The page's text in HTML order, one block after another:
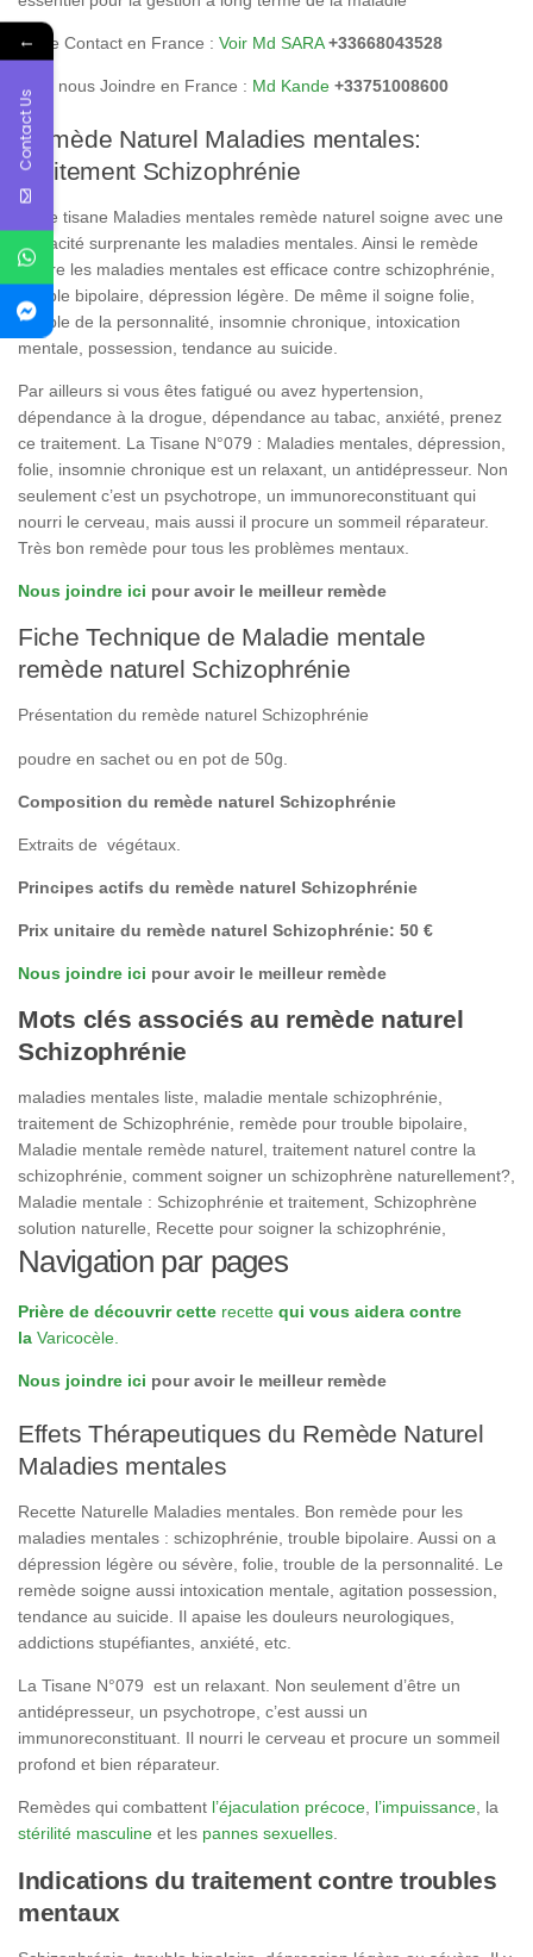
Notre Contact en France : Voir Md SARA +33668043528
Pour nous Joindre en France : Md Kande +33751008600
Remède Naturel Maladies mentales:
Traitement Schizophrénie
Cette tisane Maladies mentales remède naturel soigne avec une
efficacité surprenante les maladies mentales. Ainsi le remède
contre les maladies mentales est efficace contre schizophrénie,
trouble bipolaire, dépression légère. De même il soigne folie,
trouble de la personnalité, insomnie chronique, intoxication
mentale, possession, tendance au suicide.
Par ailleurs si vous êtes fatigué ou avez hypertension,
dépendance à la drogue, dépendance au tabac, anxiété, prenez
ce traitement. La Tisane N°079 : Maladies mentales, dépression,
folie, insomnie chronique est un relaxant, un antidépresseur. Non
seulement c’est un psychotrope, un immunoreconstituant qui
nourri le cerveau, mais aussi il procure un sommeil réparateur.
Très bon remède pour tous les problèmes mentaux.
Nous joindre ici pour avoir le meilleur remède
Fiche Technique de Maladie mentale
remède naturel Schizophrénie
Présentation du remède naturel Schizophrénie
poudre en sachet ou en pot de 50g.
Composition du remède naturel Schizophrénie
Extraits de végétaux.
Principes actifs du remède naturel Schizophrénie
Prix unitaire du remède naturel Schizophrénie: 50 €
Nous joindre ici pour avoir le meilleur remède
Mots clés associés au remède naturel
Schizophrénie
maladies mentales liste, maladie mentale schizophrénie,
traitement de Schizophrénie, remède pour trouble bipolaire,
Maladie mentale remède naturel, traitement naturel contre la
schizophrénie, comment soigner un schizophrène naturellement?,
Maladie mentale : Schizophrénie et traitement, Schizophrène
solution naturelle, Recette pour soigner la schizophrénie,
Navigation par pages
Prière de découvrir cette recette qui vous aidera contre
la Varicocèle.
Nous joindre ici pour avoir le meilleur remède
Effets Thérapeutiques du Remède Naturel
Maladies mentales
Recette Naturelle Maladies mentales. Bon remède pour les
maladies mentales : schizophrénie, trouble bipolaire. Aussi on a
dépression légère ou sévère, folie, trouble de la personnalité. Le
remède soigne aussi intoxication mentale, agitation possession,
tendance au suicide. Il apaise les douleurs neurologiques,
addictions stupéfiantes, anxiété, etc.
La Tisane N°079 est un relaxant. Non seulement d’être un
antidépresseur, un psychotrope, c’est aussi un
immunoreconstituant. Il nourri le cerveau et procure un sommeil
profond et bien réparateur.
Remèdes qui combattent l’éjaculation précoce, l’impuissance, la
stérilité masculine et les pannes sexuelles.
Indications du traitement contre troubles
mentaux
←
Contact Us